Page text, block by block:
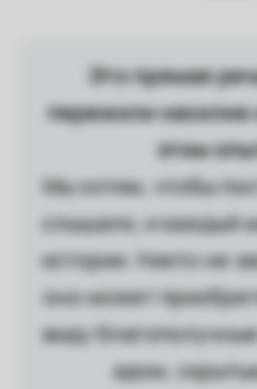
Это прямая
пережили насилие
этим
Мы хотим, чтобы
слышали, и каждый
истории. Никто не
оно может
виду
адом,